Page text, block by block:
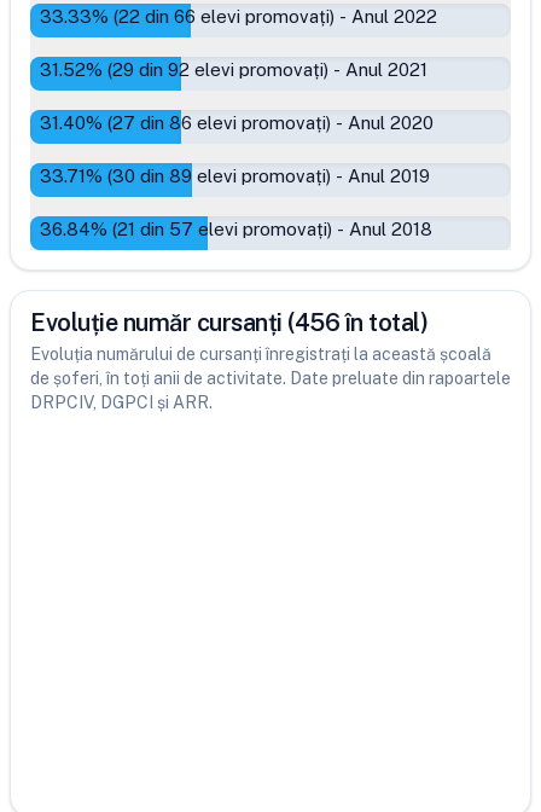
33.33% (22 din 66 elevi promovați) - Anul 2022
31.52% (29 din 92 elevi promovați) - Anul 2021
31.40% (27 din 86 elevi promovați) - Anul 2020
33.71% (30 din 89 elevi promovați) - Anul 2019
36.84% (21 din 57 elevi promovați) - Anul 2018
Evoluție număr cursanți (456 în total)
Evoluția numărului de cursanți înregistrați la această școală
de șoferi, în toți anii de activitate. Date preluate din rapoartele
DRPCIV, DGPCI și ARR.